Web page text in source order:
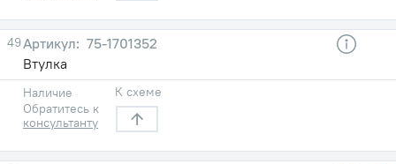
49
75-1701352
Втулка
Наличие
Обратитесь к
консультанту
К схеме